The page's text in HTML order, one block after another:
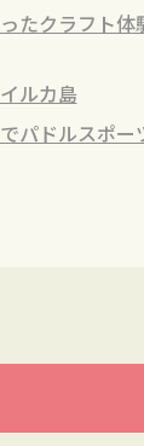
たクラフト体
ルカ島
パドルスポー